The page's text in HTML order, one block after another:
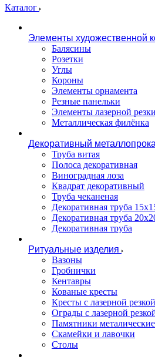
Каталог
Элементы художественной
Балясины
Розетки
Углы
Короны
Элементы орнамента
Резные панельки
Элементы лазерной резки
Металлическая филёнка
Декоративный
Труба витая
Полоса декоративная
Виноградная лоза
Квадрат декоративный
Труба чеканеная
Декоративная труба
Декоративная труба
Декоративная труба
Ритуальные изделия
Вазоны
Гробнички
Кентавры
Кованые кресты
Кресты с лазерной резкой
Ограды с лазерной
Памятники металические
Скамейки и лавочки
Столы